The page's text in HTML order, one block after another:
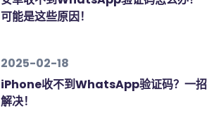
可能是这些原因！
2025-02-18
iPhone收不到WhatsApp验证码？一招
解决！